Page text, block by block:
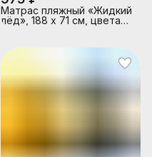
Матрас пляжный «Жидкий
лёд», 188 х 71 см, цвета